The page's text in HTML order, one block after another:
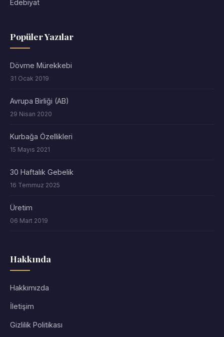
Edebiyat
Popüler Yazılar
Dövme Mürekkebi
31 Ocak 2019
Avrupa Birliği (AB)
29 Nisan 2020
Kurbağa Özellikleri
15 Mayıs 2021
30 Haftalık Gebelik
16 Temmuz 2025
Üretim
06 Mart 2019
Hakkında
Hakkımızda
İletişim
Gizlilik Politikası